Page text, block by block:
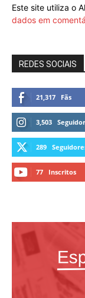
Este site utiliza o
dados em
REDES SOCIAIS
21,317 Fãs
3,503
289
77 Inscritos